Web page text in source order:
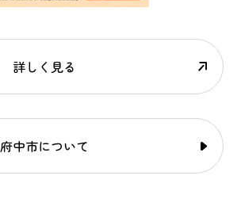
詳しく見る
府中市について